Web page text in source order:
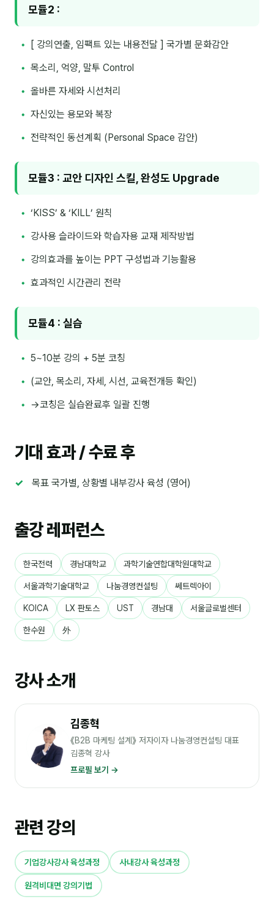
AI입문
AI툴
마케팅
일정
용어사전
트렌드 리포트
커뮤니티
토크
문서자료실
영상자료실
등급 · 포인트
문의
💰 교육 견적 계산기
1:1 문의
모듈2 :
[ 강의연출, 임팩트 있는 내용전달 ] 국가별 문화감안
목소리, 억양, 말투 Control
올바른 자세와 시선처리
자신있는 용모와 복장
전략적인 동선계획 (Personal Space 감안)
모듈3 : 교안 디자인 스킬, 완성도 Upgrade
‘KISS’ & ‘KILL’ 원칙
강사용 슬라이드와 학습자용 교재 제작방법
강의효과를 높이는 PPT 구성법과 기능활용
효과적인 시간관리 전략
모듈4 : 실습
5~10분 강의 + 5분 코칭
(교안, 목소리, 자세, 시선, 교육전개등 확인)
→코칭은 실습완료후 일괄 진행
기대 효과 / 수료 후
목표 국가별, 상황별 내부강사 육성 (영어)
출강 레퍼런스
한국전력 경남대학교 과학기술연합대학원대학교
서울과학기술대학교 나눔경영컨설팅 쎄트렉아이
KOICA LX 판토스 UST 경남대 서울글로벌센터
한수원 外
강사 소개
김종혁
《B2B 마케팅 설계》 저자이자 나눔경영컨설팅 대표
김종혁 강사
프로필 보기 →
관련 강의
기업강사강사 육성과정 사내강사 육성과정
원격비대면 강의기법